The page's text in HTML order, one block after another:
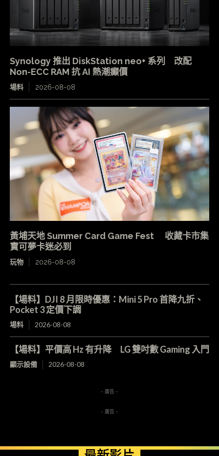
Synology 推出 DiskStation neo+ 系列 改配
Non-ECC RAM 抗 AI 熱潮癲價
場料 2026-08-08
黃埔天地 Summer Card Game Fest 收藏卡市集
寶可夢卡迷必到
玩物 2026-08-08
【場料】DJI 8 月限時優惠：Mini 5 Pro 首降九折、
Pocket 3 定價下調
場料 2026-08-08
【場料】平價高 Hz 有升降 LG 雙吋數 Gaming 入門
顯示設備 2026-08-08
- 廣告 -
- 廣告 -